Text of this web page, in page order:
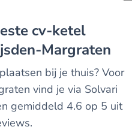
Margraten
bij je thuis? Voor
vind je via Solvari
gemiddeld 4.6 op 5 uit